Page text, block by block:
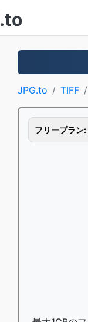
.to
JPG.to TIFF
フリープラン: